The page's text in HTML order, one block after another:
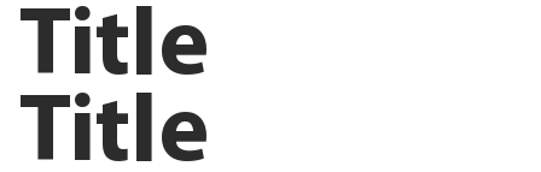
Title
Title